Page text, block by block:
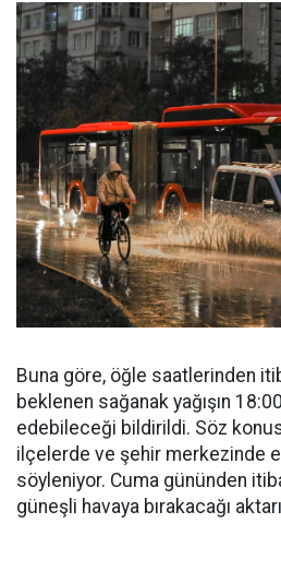
Buna göre, öğle saatlerinden
beklenen sağanak yağışın
edebileceği bildirildi. Söz
ilçelerde ve şehir merkezinde
söyleniyor. Cuma gününden
güneşli havaya bırakacağı